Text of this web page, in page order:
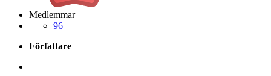
Medlemmar
96
Författare